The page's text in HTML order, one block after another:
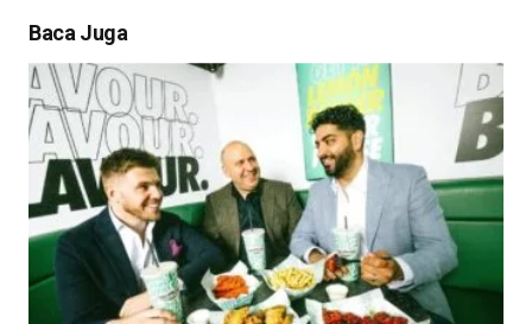
Baca Juga